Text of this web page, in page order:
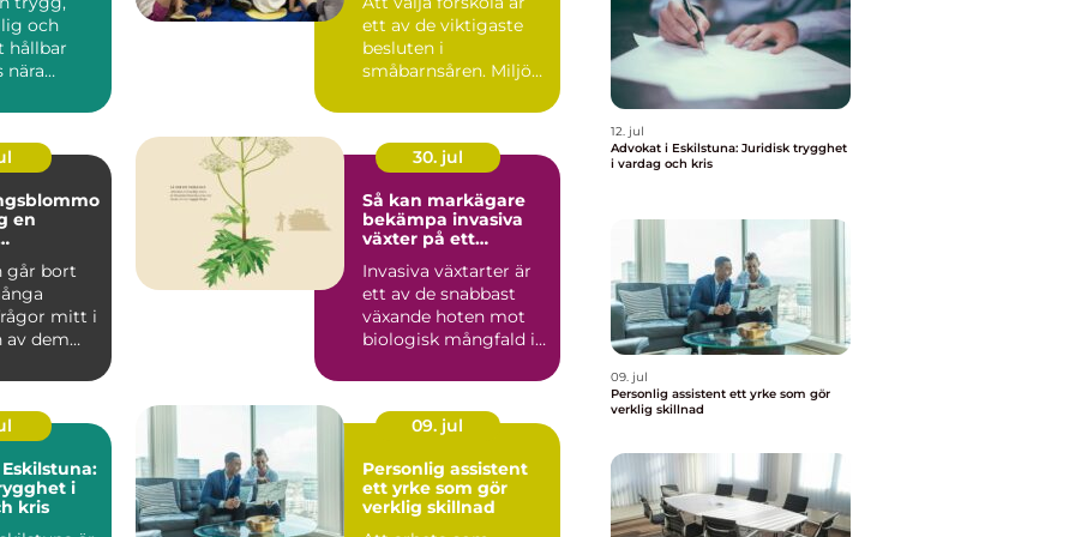
och
hållbar
nära
ett av de viktigaste
besluten i
småbarnsåren. Miljön,
barngruppens...
går bort
mitt i
av dem
30. jul
Så kan markägare
bekämpa invasiva
växter på ett
Invasiva växtarter är
ett av de snabbast
växande hoten mot
biologisk mångfald i
i
kris
09. jul
Personlig assistent
ett yrke som gör
verklig skillnad
12. jul
Advokat i Eskilstuna: Juridisk trygghet
i vardag och kris
09. jul
Personlig assistent ett yrke som gör
verklig skillnad